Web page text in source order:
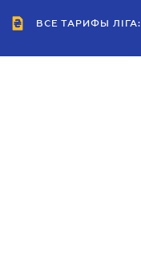
ВСЕ ТАРИФЫ